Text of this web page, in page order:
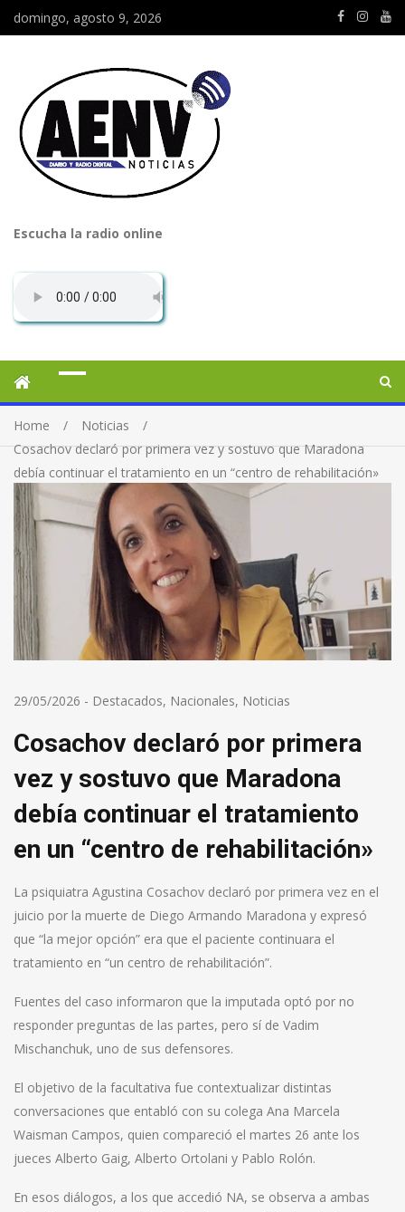
domingo, agosto 9, 2026
Escucha la radio online
Home
Noticias
Cosachov declaró por primera vez y sostuvo que Maradona
debía continuar el tratamiento en un “centro de rehabilitación»
29/05/2026 - Destacados, Nacionales, Noticias
Cosachov declaró por primera
vez y sostuvo que Maradona
debía continuar el tratamiento
en un “centro de rehabilitación»
La psiquiatra Agustina Cosachov declaró por primera vez en el
juicio por la muerte de Diego Armando Maradona y expresó
que “la mejor opción” era que el paciente continuara el
tratamiento en “un centro de rehabilitación”.
Fuentes del caso informaron que la imputada optó por no
responder preguntas de las partes, pero sí de Vadim
Mischanchuk, uno de sus defensores.
El objetivo de la facultativa fue contextualizar distintas
conversaciones que entabló con su colega Ana Marcela
Waisman Campos, quien compareció el martes 26 ante los
jueces Alberto Gaig, Alberto Ortolani y Pablo Rolón.
En esos diálogos, a los que accedió NA, se observa a ambas